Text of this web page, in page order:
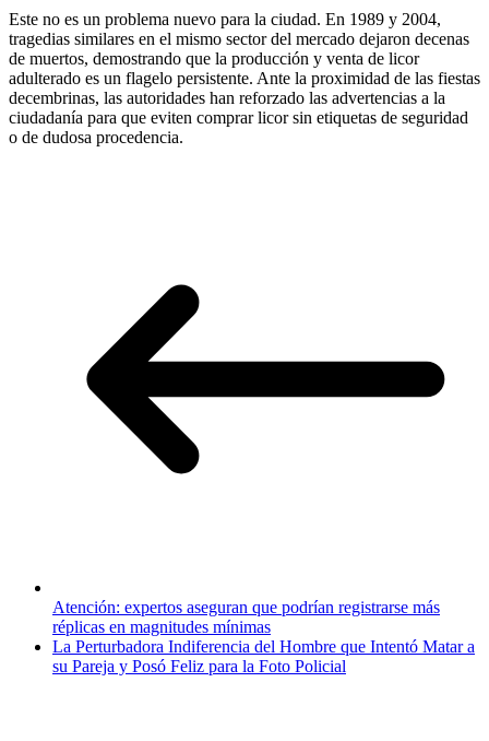
Este no es un problema nuevo para la ciudad. En 1989 y 2004,
tragedias similares en el mismo sector del mercado dejaron decenas
de muertos, demostrando que la producción y venta de licor
adulterado es un flagelo persistente. Ante la proximidad de las fiestas
decembrinas, las autoridades han reforzado las advertencias a la
ciudadanía para que eviten comprar licor sin etiquetas de seguridad
o de dudosa procedencia.
Atención: expertos aseguran que podrían registrarse más
réplicas en magnitudes mínimas
La Perturbadora Indiferencia del Hombre que Intentó Matar a
su Pareja y Posó Feliz para la Foto Policial